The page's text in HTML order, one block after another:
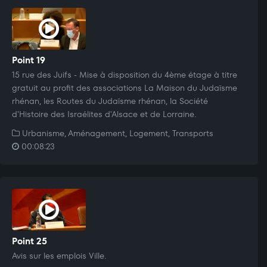
Point 19
15 rue des Juifs - Mise à disposition du 4ème étage à titre
gratuit au profit des associations La Maison du Judaïsme
rhénan, les Routes du Judaïsme rhénan, la Société
d'Histoire des Israélites d'Alsace et de Lorraine.
Urbanisme, Aménagement, Logement, Transports
00:08:23
Point 25
Avis sur les emplois Ville.